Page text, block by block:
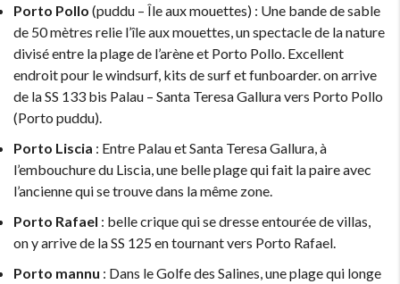
Porto Pollo (puddu – Île aux mouettes) : Une bande de sable
de 50 mètres relie l’île aux mouettes, un spectacle de la nature
divisé entre la plage de l’arène et Porto Pollo. Excellent
endroit pour le windsurf, kits de surf et fun­boarder. on arrive
de la SS 133 bis Palau – Santa Teresa Gallura vers Porto Pollo
(Porto puddu).
Porto Liscia : Entre Palau et Santa Teresa Gallura, à
l’embouchure du Liscia, une belle plage qui fait la paire avec
l’ancienne qui se trouve dans la même zone.
Porto Rafael : belle crique qui se dresse entourée de villas,
on y arrive de la SS 125 en tournant vers Porto Rafael.
Porto mannu : Dans le Golfe des Salines, une plage qui longe